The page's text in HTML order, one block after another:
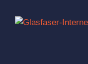
Inhalt